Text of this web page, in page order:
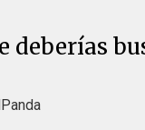
deberías